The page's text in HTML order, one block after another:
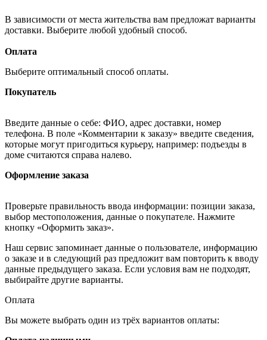
В зависимости от места жительства вам предложат варианты
доставки. Выберите любой удобный способ.
Оплата
Выберите оптимальный способ оплаты.
Покупатель
Введите данные о себе: ФИО, адрес доставки, номер
телефона. В поле «Комментарии к заказу» введите сведения,
которые могут пригодиться курьеру, например: подъезды в
доме считаются справа налево.
Оформление заказа
Проверьте правильность ввода информации: позиции заказа,
выбор местоположения, данные о покупателе. Нажмите
кнопку «Оформить заказ».
Наш сервис запоминает данные о пользователе, информацию
о заказе и в следующий раз предложит вам повторить к вводу
данные предыдущего заказа. Если условия вам не подходят,
выбирайте другие варианты.
Оплата
Вы можете выбрать один из трёх вариантов оплаты: